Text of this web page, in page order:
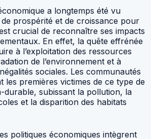
a longtemps été vu
prospérité et de croissance pour
crucial de reconnaître ses impacts
En effet, la quête effrénée
à l’exploitation des ressources
de l’environnement et à
sociales. Les communautés
les premières victimes de ce type de
durable, subissant la pollution, la
et la disparition des habitats
politiques économiques intègrent